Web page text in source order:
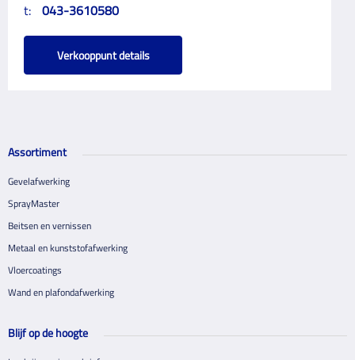
t: 043-3610580
Verkooppunt details
Assortiment
Gevelafwerking
SprayMaster
Beitsen en vernissen
Metaal en kunststofafwerking
Vloercoatings
Wand en plafondafwerking
Blijf op de hoogte